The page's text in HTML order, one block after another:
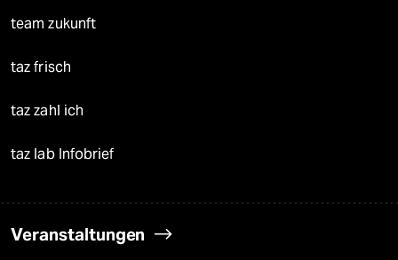
team zukunft
taz frisch
taz zahl ich
taz lab Infobrief
Veranstaltungen